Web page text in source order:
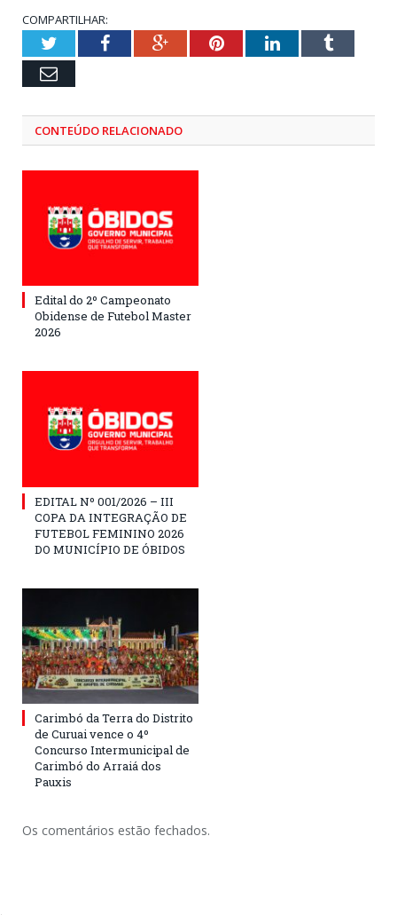
COMPARTILHAR:
TwitterFacebookGoogle+PinterestLinkedInTumblr
Email
CONTEÚDO RELACIONADO
Edital do 2º Campeonato
Obidense de Futebol Master
2026
EDITAL Nº 001/2026 – III
COPA DA INTEGRAÇÃO DE
FUTEBOL FEMININO 2026
DO MUNICÍPIO DE ÓBIDOS
Carimbó da Terra do Distrito
de Curuai vence o 4º
Concurso Intermunicipal de
Carimbó do Arraiá dos
Pauxis
Os comentários estão fechados.